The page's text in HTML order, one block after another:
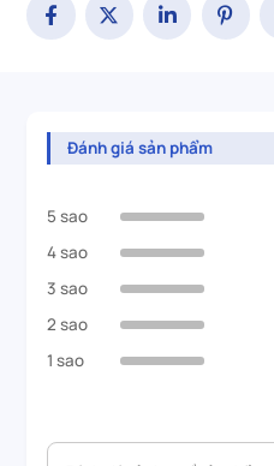
Đánh giá sản phẩm
5 sao
4 sao
3 sao
2 sao
1 sao